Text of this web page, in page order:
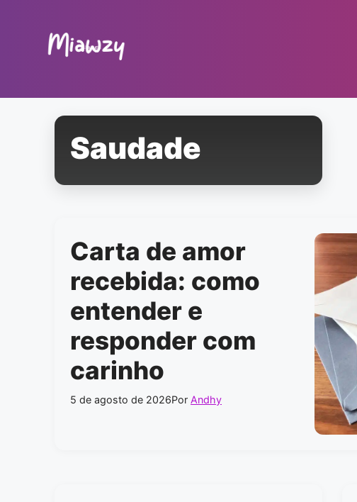
Saudade
Carta de amor
recebida: como
entender e
responder com
carinho
5 de agosto de 2026Por Andhy